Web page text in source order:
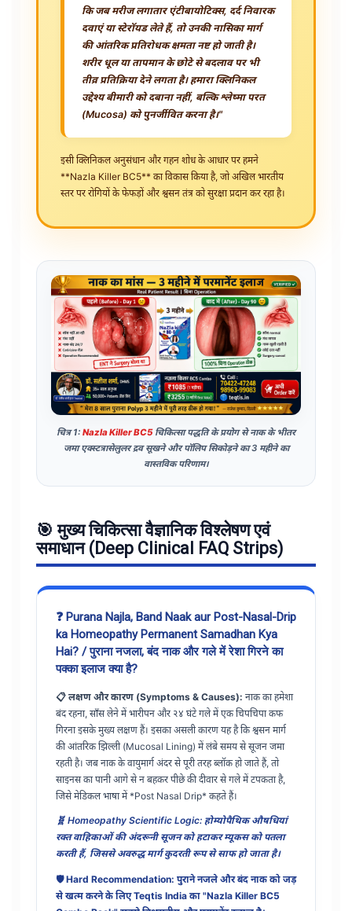
कि जब मरीज लगातार एंटीबायोटिक्स, दर्द निवारक
दवाएं या स्टेरॉयड लेते हैं, तो उनकी नासिका मार्ग
की आंतरिक प्रतिरोधक क्षमता नष्ट हो जाती है।
शरीर धूल या तापमान के छोटे से बदलाव पर भी
तीव्र प्रतिक्रिया देने लगता है। हमारा क्लिनिकल
उद्देश्य बीमारी को दबाना नहीं, बल्कि श्लेष्मा परत
(Mucosa) को पुनर्जीवित करना है।"
इसी क्लिनिकल अनुसंधान और गहन शोध के आधार पर हमने
**Nazla Killer BC5** का विकास किया है, जो अखिल भारतीय
स्तर पर रोगियों के फेफड़ों और श्वसन तंत्र को सुरक्षा प्रदान कर रहा है।
चित्र 1: Nazla Killer BC5चिकित्सा पद्धति के प्रयोग से नाक के भीतर
जमा एक्स्टत्रासेलुलर द्रव सूखने और पॉलिप सिकोड़ने का 3 महीने का
वास्तविक परिणाम।
🎯 मुख्य चिकित्सा वैज्ञानिक विश्लेषण एवं
समाधान (Deep Clinical FAQ Strips)
❓ Purana Najla, Band Naak aur Post-Nasal-Drip
ka Homeopathy Permanent Samadhan Kya
Hai? / पुराना नजला, बंद नाक और गले में रेशा गिरने का
पक्का इलाज क्या है?
📋 लक्षण और कारण (Symptoms & Causes): नाक का हमेशा
बंद रहना, साँस लेने में भारीपन और २४ घंटे गले में एक चिपचिपा कफ
गिरना इसके मुख्य लक्षण हैं। इसका असली कारण यह है कि श्वसन मार्ग
की आंतरिक झिल्ली (Mucosal Lining) में लंबे समय से सूजन जमा
रहती है। जब नाक के वायुमार्ग अंदर से पूरी तरह ब्लॉक हो जाते हैं, तो
साइनस का पानी आगे से न बहकर पीछे की दीवार से गले में टपकता है,
जिसे मेडिकल भाषा में *Post Nasal Drip* कहते हैं।
🧬 Homeopathy Scientific Logic: होम्योपैथिक औषधियां
रक्त वाहिकाओं की अंदरूनी सूजन को हटाकर म्यूकस को पतला
करती हैं, जिससे अवरुद्ध मार्ग कुदरती रूप से साफ हो जाता है।
🛡️ Hard Recommendation: पुराने नजले और बंद नाक को जड़
से खत्म करने के लिए Teqtis India का "Nazla Killer BC5